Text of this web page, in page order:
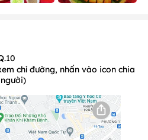
chỉ đường, nhấn vào icon chia